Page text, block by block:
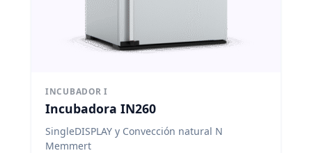
INCUBADOR I
Incubadora IN260
SingleDISPLAY y Convección natural N
Memmert